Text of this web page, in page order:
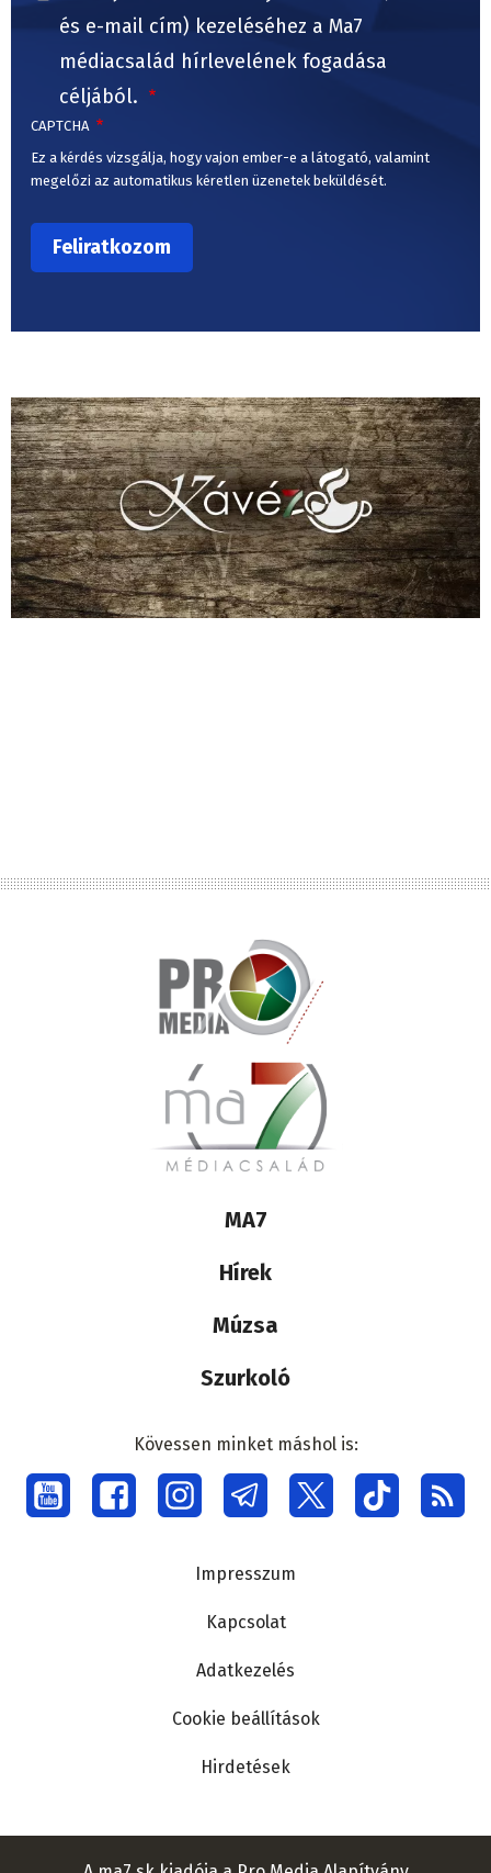
és e-mail cím) kezeléséhez a Ma7
médiacsalád hírlevelének fogadása
céljából.
CAPTCHA
Ez a kérdés vizsgálja, hogy vajon ember-e a látogató, valamint
megelőzi az automatikus kéretlen üzenetek beküldését.
Lábléc
médiacsalád
MA7
Hírek
Múzsa
Szurkoló
Social
menu
Kövessen minket máshol is:
Impresszum
Kapcsolat
Adatkezelés
Cookie beállítások
Hirdetések